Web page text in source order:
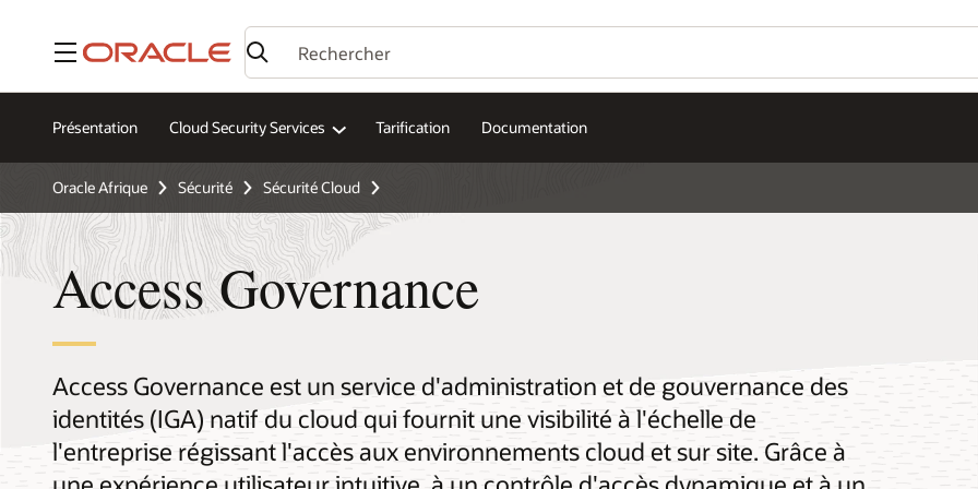
Menu
Présentation Cloud Security Services Tarification Documentation
Oracle Afrique Sécurité Sécurité Cloud
Access Governance
Access Governance est un service d'administration et de gouvernance des
identités (IGA) natif du cloud qui fournit une visibilité à l'échelle de
l'entreprise régissant l'accès aux environnements cloud et sur site. Grâce à